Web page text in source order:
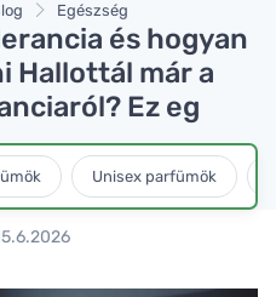
Egészség
és hogyan
Hallottál már a
Ez eg
Unisex parfümök